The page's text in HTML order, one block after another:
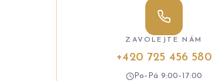
ZAVOLEJTE NÁM
+420 725 456 580
Po–Pá 9:00–17:00